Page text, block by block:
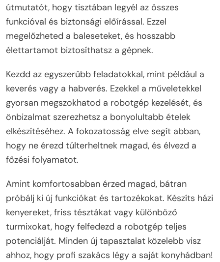
útmutatót, hogy tisztában legyél az összes
funkcióval és biztonsági előírással. Ezzel
megelőzheted a baleseteket, és hosszabb
élettartamot biztosíthatsz a gépnek.
Kezdd az egyszerűbb feladatokkal, mint például a
keverés vagy a habverés. Ezekkel a műveletekkel
gyorsan megszokhatod a robotgép kezelését, és
önbizalmat szerezhetsz a bonyolultabb ételek
elkészítéséhez. A fokozatosság elve segít abban,
hogy ne érezd túlterheltnek magad, és élvezd a
főzési folyamatot.
Amint komfortosabban érzed magad, bátran
próbálj ki új funkciókat és tartozékokat. Készíts házi
kenyereket, friss tésztákat vagy különböző
turmixokat, hogy felfedezd a robotgép teljes
potenciálját. Minden új tapasztalat közelebb visz
ahhoz, hogy profi szakács légy a saját konyhádban!